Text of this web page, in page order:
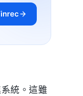
統。這雖